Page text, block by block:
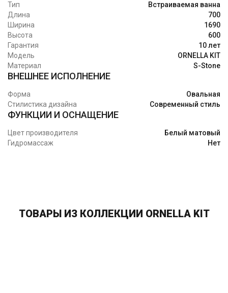
Тип
Встраиваемая ванна
Длина
700
Ширина
1690
Высота
600
Гарантия
10 лет
Модель
ORNELLA KIT
Материал
S-Stone
ВНЕШНЕЕ ИСПОЛНЕНИЕ
Форма
Овальная
Стилистика дизайна
Современный стиль
ФУНКЦИИ И ОСНАЩЕНИЕ
Цвет производителя
Белый матовый
Гидромассаж
Нет
ТОВАРЫ ИЗ КОЛЛЕКЦИИ ORNELLA KIT